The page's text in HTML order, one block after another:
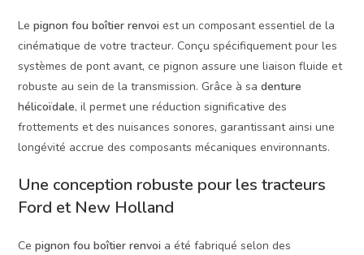
Lepignon fou boîtier renvoi est un composant essentiel de la
cinématique de votre tracteur. Conçu spécifiquement pour les
systèmes de pont avant, ce pignon assure une liaison fluide et
robuste au sein de la transmission. Grâce à sadenture
hélicoïdale, il permet une réduction significative des
frottements et des nuisances sonores, garantissant ainsi une
longévité accrue des composants mécaniques environnants.
Une conception robuste pour les tracteurs
Ford et New Holland
Cepignon fou boîtier renvoi a été fabriqué selon des